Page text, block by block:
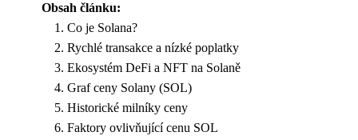
Obsah článku:
Co je Solana?
Rychlé transakce a nízké poplatky
Ekosystém DeFi a NFT na Solaně
Graf ceny Solany (SOL)
Historické milníky ceny
Faktory ovlivňující cenu SOL